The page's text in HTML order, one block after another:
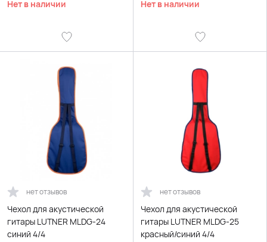
Нет в наличии Нет в наличии
нет отзывов
Чехол для акустической
гитары LUTNER MLDG-24
синий 4/4
нет отзывов
Чехол для акустической
гитары LUTNER MLDG-25
красный/синий 4/4